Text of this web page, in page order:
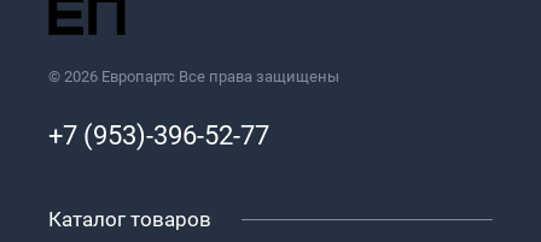
© 2026 Европартс Все права защищены
+7 (953)-396-52-77
Каталог товаров